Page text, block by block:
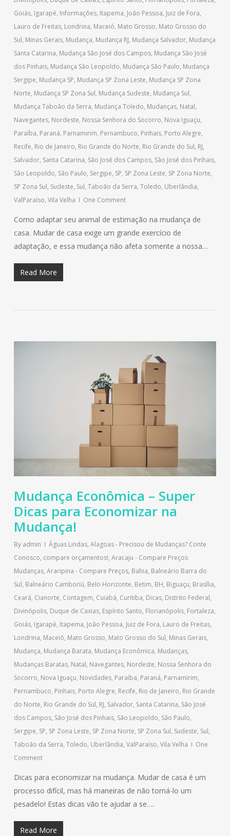
Goiás, Igarapé, Informações, Itapema, João Pessoa, Juiz de Fora,
Lauro de Freitas, Londrina, Maceió, Mato Grosso, Mato Grosso do
Sul, Minas Gerais, Mudança, Mudança RJ, Mudança Salvador, Mudança
Santa Catarina, Mudança São José dos Campos, Mudança São José
dos Pinhais, Mudança São Leopoldo, Mudança São Paulo, Mudança
Sergipe, Mudança SP, Mudança SP Zona Leste, Mudança SP Zona
Norte, Mudança SP Zona Sul, Mudança Sudeste, Mudança Sul,
Mudança Taboão da Serra, Mudança Toledo, Mudanças, Natal,
Navegantes, Nordeste, Nossa Senhora do Socorro, Nova Iguaçu,
Paraíba, Paraná, Parnamirim, Pernambuco, Pinhais, Porto Alegre,
Recife, Rio de Janeiro, Rio Grande do Norte, Rio Grande do Sul, RJ,
Salvador, Santa Catarina, São José dos Campos, São José dos Pinhais,
São Leopoldo, São Paulo, Sergipe, SP, SP Zona Leste, SP Zona Norte,
SP Zona Sul, Sudeste, Sul, Taboão da Serra, Toledo, Uberlândia,
ValParaíso, Vila Velha One Comment
Como adaptar seu animal de estimação na mudança de
casa. Mudar de casa exige um grande exercício de
adaptação, e essa mudança não afeta somente a nossa…
Read More
Mudança Econômica – Super
Dicas para Economizar na
Mudança!
By admin Águas Lindas, Alagoas - Precisou de Mudanças? Conte
Conosco, compare orçamentos!, Aracaju - Compare Preços
Mudanças, Araripina - Compare Preços, Bahia, Balneário Barra do
Sul, Balneário Camboriú, Belo Horizonte, Betim, BH, Biguaçu, Brasília,
Ceará, Cianorte, Contagem, Cuiabá, Curitiba, Dicas, Distrito Federal,
Divinópolis, Duque de Caxias, Espírito Santo, Florianópolis, Fortaleza,
Goiás, Igarapé, Itapema, João Pessoa, Juiz de Fora, Lauro de Freitas,
Londrina, Maceió, Mato Grosso, Mato Grosso do Sul, Minas Gerais,
Mudança, Mudança Barata, Mudança Econômica, Mudanças,
Mudanças Baratas, Natal, Navegantes, Nordeste, Nossa Senhora do
Socorro, Nova Iguaçu, Novidades, Paraíba, Paraná, Parnamirim,
Pernambuco, Pinhais, Porto Alegre, Recife, Rio de Janeiro, Rio Grande
do Norte, Rio Grande do Sul, RJ, Salvador, Santa Catarina, São José
dos Campos, São José dos Pinhais, São Leopoldo, São Paulo,
Sergipe, SP, SP Zona Leste, SP Zona Norte, SP Zona Sul, Sudeste, Sul,
Taboão da Serra, Toledo, Uberlândia, ValParaíso, Vila Velha
One
Comment
Dicas para economizar na mudança. Mudar de casa é um
processo difícil, mas há maneiras de não torná-lo um
pesadelo! Estas dicas vão te ajudar a se….
Read More